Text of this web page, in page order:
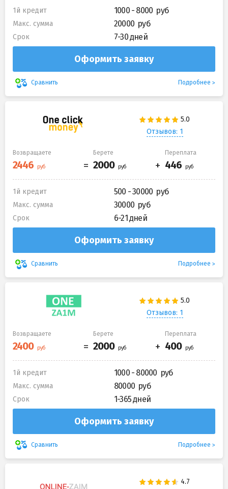
1й кредит 1000 - 8000
Макс. сумма 20000
Срок 7-30 дней
Оформить заявку
Сравнить Подробнее
Отзывов: 1
Возвращаете Берете Переплата
1й кредит 500 - 30000
Макс. сумма 30000
Срок 6-21 дней
Оформить заявку
Сравнить Подробнее
Отзывов: 1
Возвращаете Берете Переплата
1й кредит 1000 - 80000
Макс. сумма 80000
Срок 1-365 дней
Оформить заявку
Сравнить Подробнее